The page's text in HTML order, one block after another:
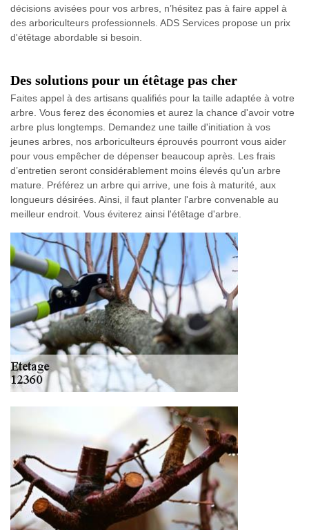
décisions avisées pour vos arbres, n’hésitez pas à faire appel à
des arboriculteurs professionnels. ADS Services propose un prix
d'étêtage abordable si besoin.
Des solutions pour un étêtage pas cher
Faites appel à des artisans qualifiés pour la taille adaptée à votre
arbre. Vous ferez des économies et aurez la chance d'avoir votre
arbre plus longtemps. Demandez une taille d'initiation à vos
jeunes arbres, nos arboriculteurs éprouvés pourront vous aider
pour vous empêcher de dépenser beaucoup après. Les frais
d’entretien seront considérablement moins élevés qu’un arbre
mature. Préférez un arbre qui arrive, une fois à maturité, aux
longueurs désirées. Ainsi, il faut planter l'arbre convenable au
meilleur endroit. Vous éviterez ainsi l'étêtage d'arbre.